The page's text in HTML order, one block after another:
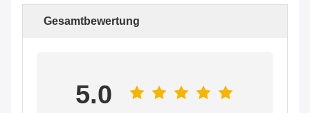
Gesamtbewertung
5.0